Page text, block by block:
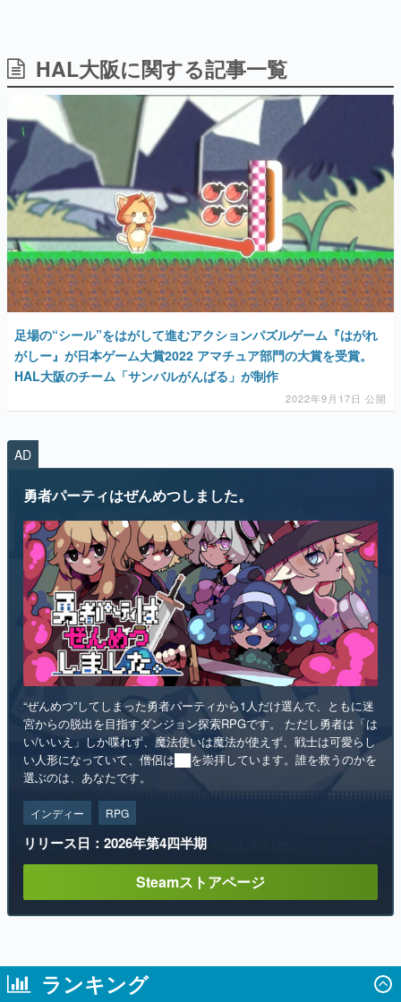
日本のモバイルゲーム史における主要なトピック・タイト
ルを網羅するほか、開発者へのインタビューや識者による
解説を掲載。約20年の歴史が一望できる決定版！
若ゲのいたり〜ゲームクリエイターの青春〜
『うつヌケ』『ペンと箸』等で知られるマンガ家・田中圭
一先生によるゲーム業界レポートマンガです。
なんでゲームは面白い？
ゲーム開発者・hamatsu氏がゲームの魅力を画面や操作の
具体的な形から解き明かしていく、硬派で骨太な評論連載
です。
ゲームが変えた日本語
「経験値」「裏技」「ラスボス」… ゲームにまつわる言葉
の起源や用法の変遷を、コンピューター文化史研究家・タ
イニーP氏が徹底調査。
カテゴリ
特集記事
マンガ
女性向け
アプリレビュー
その他
電ファミニコゲーマーとは？
運営：株式会社マレ
足場の“シール”をはがして進むアクションパズルゲーム『はがれ
がしー』が日本ゲーム大賞2022 アマチュア部門の大賞を受賞。
HAL大阪のチーム「サンバルがんばる」が制作
2022年9月17日 公開
“ぜんめつ”してしまった勇者パーティから1人だけ選んで、ともに迷
宮からの脱出を目指すダンジョン探索RPGです。 ただし勇者は「は
い/いいえ」しか喋れず、魔法使いは魔法が使えず、戦士は可愛らし
い人形になっていて、僧侶は██を崇拝しています。誰を救うのかを
選ぶのは、あなたです。
インディー RPG
リリース日：2026年第4四半期
ランキング
1
「タバコを止められない猫耳キャラを描く
深夜枠アニメ」に視聴者の一部から批判意